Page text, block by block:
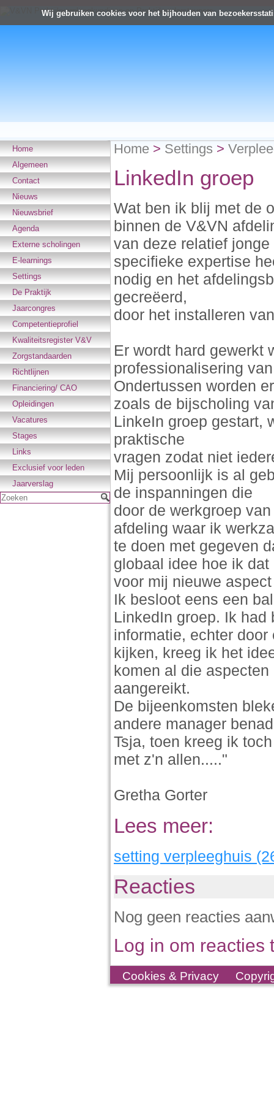
Wij gebruiken cookies voor het bijhouden van
Home
Algemeen
Contact
Nieuws
Nieuwsbrief
Agenda
Externe scholingen
E-learnings
Settings
De Praktijk
Jaarcongres
Competentieprofiel
Kwaliteitsregister V&V
Zorgstandaarden
Richtlijnen
Financiering/ CAO
Opleidingen
Vacatures
Stages
Links
Exclusief voor leden
Jaarverslag
Zoeken
Home > Settings >
LinkedIn groep
Wat ben ik blij met de
binnen de V&VN
van deze relatief
specifieke expertise
nodig en het
gecreëerd,
door het installeren
Er wordt hard gewerkt
professionalisering
Ondertussen worden
zoals de bijscholing
LinkeIn groep gestart,
praktische
vragen zodat niet
Mij persoonlijk is al
de inspanningen die
door de werkgroep
afdeling waar ik
te doen met gegeven
globaal idee hoe ik
voor mij nieuwe
Ik besloot eens een
LinkedIn groep. Ik
informatie, echter
kijken, kreeg ik het
komen al die
aangereikt.
De bijeenkomsten
andere manager
Tsja, toen kreeg ik
met z'n allen....."
Gretha Gorter
Lees meer:
setting verpleeghuis
Reacties
Nog geen reacties
Log in om reacties
Cookies & Privacy